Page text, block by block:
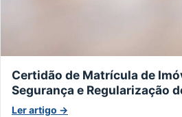
Certidão de Matrícula de
Segurança e Regularização
Ler artigo →